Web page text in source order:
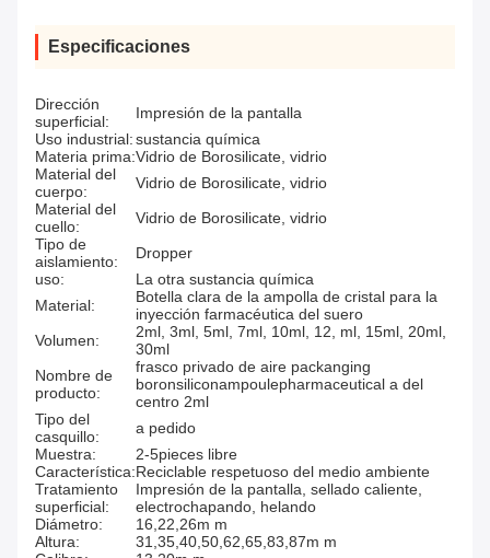
Especificaciones
Dirección
superficial:
Impresión de la pantalla
Uso industrial:sustancia química
Materia prima:Vidrio de Borosilicate, vidrio
Material del
cuerpo:
Vidrio de Borosilicate, vidrio
Material del
cuello:
Vidrio de Borosilicate, vidrio
Tipo de
aislamiento:
Dropper
uso:
La otra sustancia química
Material:
Botella clara de la ampolla de cristal para la
inyección farmacéutica del suero
Volumen:
2ml, 3ml, 5ml, 7ml, 10ml, 12, ml, 15ml, 20ml,
30ml
Nombre de
producto:
frasco privado de aire packanging
boronsiliconampoulepharmaceutical a del
centro 2ml
Tipo del
casquillo:
a pedido
Muestra:
2-5pieces libre
Característica:Reciclable respetuoso del medio ambiente
Tratamiento
superficial:
Impresión de la pantalla, sellado caliente,
electrochapando, helando
Diámetro:
16,22,26m m
Altura:
31,35,40,50,62,65,83,87m m